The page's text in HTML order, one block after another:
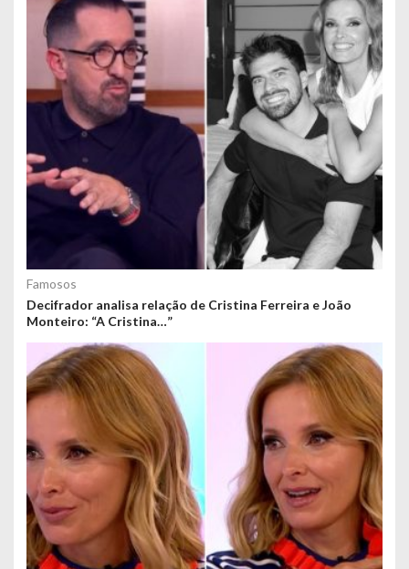
Famosos
Decifrador analisa relação de Cristina Ferreira e João
Monteiro: “A Cristina…”